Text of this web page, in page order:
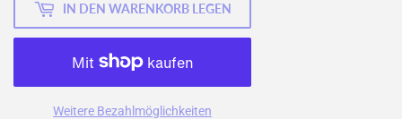
IN DEN WARENKORB LEGEN
Weitere Bezahlmöglichkeiten